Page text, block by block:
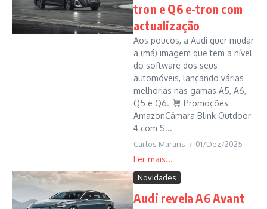
tron e Q6 e-tron com
actualização
Aos poucos, a Audi quer mudar
a (má) imagem que tem a nível
do software dos seus
automóveis, lançando várias
melhorias nas gamas A5, A6,
Q5 e Q6.
Promoções
AmazonCâmara Blink Outdoor
4 com S...
Carlos Martins 01/Dez/2025
Novidades
Audi revela A6 Avant